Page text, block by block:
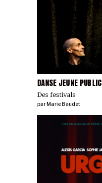
DANSE JEUNE PUBLIC
Des festivals
parMarie Baudet